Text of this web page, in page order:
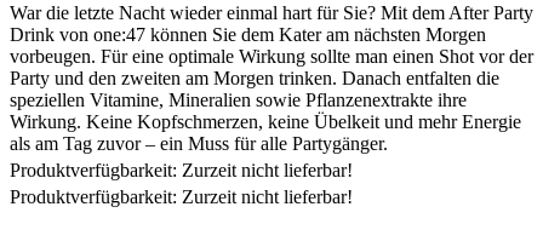
War die letzte Nacht wieder einmal hart für Sie? Mit dem After Party
Drink von one:47 können Sie dem Kater am nächsten Morgen
vorbeugen. Für eine optimale Wirkung sollte man einen Shot vor der
Party und den zweiten am Morgen trinken. Danach entfalten die
speziellen Vitamine, Mineralien sowie Pflanzenextrakte ihre
Wirkung. Keine Kopfschmerzen, keine Übelkeit und mehr Energie
als am Tag zuvor – ein Muss für alle Partygänger.
Produktverfügbarkeit: Zurzeit nicht lieferbar!
Produktverfügbarkeit: Zurzeit nicht lieferbar!